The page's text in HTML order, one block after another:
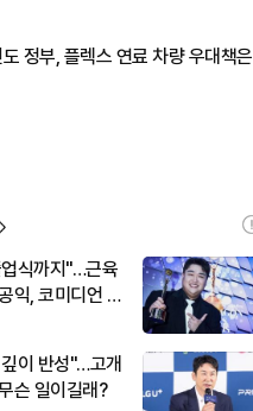
정부, 플렉스 연료 차량 우대책은
식까지"…근육
익, 코미디언 김
이 반성"…고개
슨 일이길래?